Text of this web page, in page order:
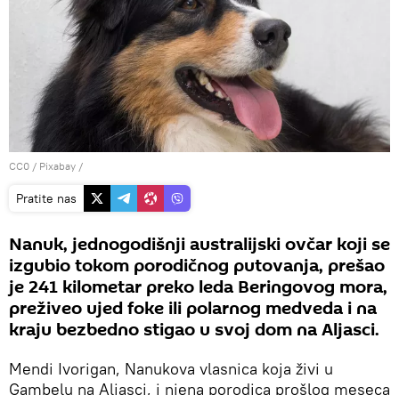
CC0 / Pixabay /
Pratite nas
Nanuk, jednogodišnji australijski ovčar koji se
izgubio tokom porodičnog putovanja, prešao
je 241 kilometar preko leda Beringovog mora,
preživeo ujed foke ili polarnog medveda i na
kraju bezbedno stigao u svoj dom na Aljasci.
Mendi Ivorigan, Nanukova vlasnica koja živi u
Gambelu na Aljasci, i njena porodica prošlog meseca